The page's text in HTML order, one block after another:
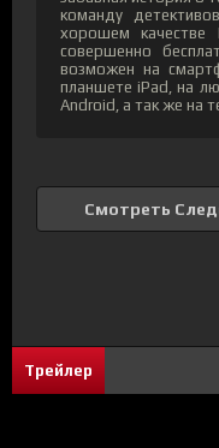
команду
хорошем
совершенно
возможен на
планшете iPad, на
Android, а так же на
Смотреть
Трейлер